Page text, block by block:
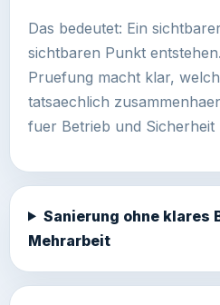
Das bedeutet: Ein
sichtbaren Punkt
Pruefung macht klar,
tatsaechlich
fuer Betrieb und Sicherheit
Sanierung ohne klares
Mehrarbeit